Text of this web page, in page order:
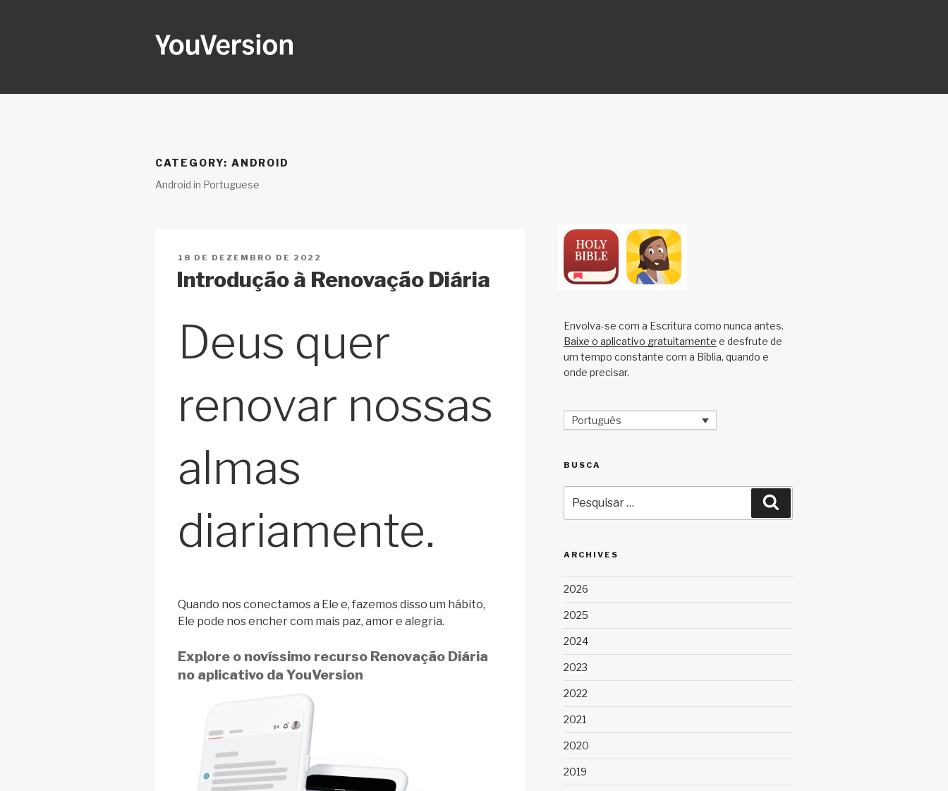
CATEGORY: ANDROID
Android in Portuguese
PUBLICADO
18 DE DEZEMBRO DE 2022
Introdução à Renovação Diária
Deus quer
renovar nossas
almas
diariamente.
Quando nos conectamos a Ele e, fazemos disso um hábito,
Ele pode nos encher com mais paz, amor e alegria.
Explore o novíssimo recurso Renovação Diária
no aplicativo da YouVersion
Envolva-se com a Escritura como nunca antes.
Baixe o aplicativo gratuitamente e desfrute de
um tempo constante com a Bíblia, quando e
onde precisar.
Português
BUSCA
por:
ARCHIVES
2026
2025
2024
2023
2022
2021
2020
2019